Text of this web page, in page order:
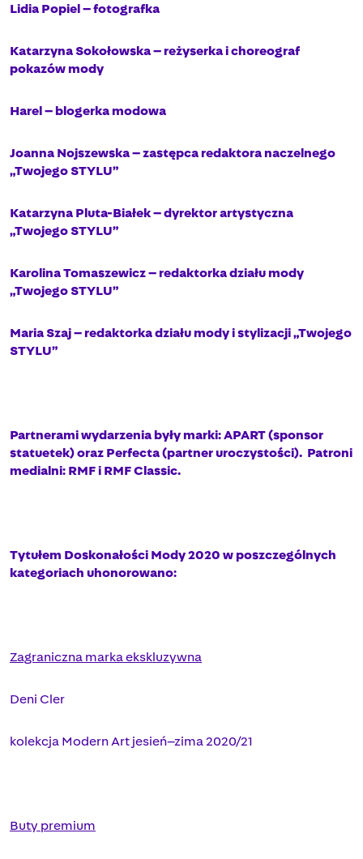
Lidia Popiel – fotografka
Katarzyna Sokołowska – reżyserka i choreograf
pokazów mody
Harel – blogerka modowa
Joanna Nojszewska – zastępca redaktora naczelnego
„Twojego STYLU”
Katarzyna Pluta-Białek – dyrektor artystyczna
„Twojego STYLU”
Karolina Tomaszewicz – redaktorka działu mody
„Twojego STYLU”
Maria Szaj – redaktorka działu mody i stylizacji „Twojego
STYLU”
Partnerami wydarzenia były marki: APART (sponsor
statuetek) oraz Perfecta (partner uroczystości). Patroni
medialni: RMF i RMF Classic.
Tytułem Doskonałości Mody 2020 w poszczególnych
kategoriach uhonorowano:
Zagraniczna marka ekskluzywna
Deni Cler
kolekcja Modern Art jesień–zima 2020/21
Buty premium